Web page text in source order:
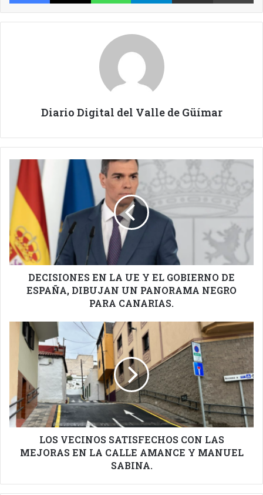
Diario Digital del Valle de Güímar
DECISIONES
EN
LA
UE
Y
EL
GOBIERNO
DE
ESPAÑA,
DIBUJAN
PARA
CANARIAS.
DECISIONES EN LA UE Y EL GOBIERNO DE
ESPAÑA, DIBUJAN UN PANORAMA NEGRO
PARA CANARIAS.
VECINOS
SATISFECHOS
LAS
MEJORAS
EN
LA
CALLE
LOS VECINOS SATISFECHOS CON LAS
MEJORAS EN LA CALLE AMANCE Y MANUEL
SABINA.